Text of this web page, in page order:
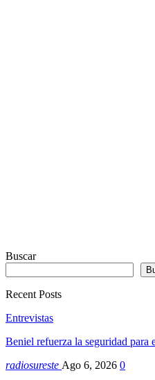
Buscar
Recent Posts
Entrevistas
Beniel refuerza la seguridad
radiosureste Ago 6, 2026 0